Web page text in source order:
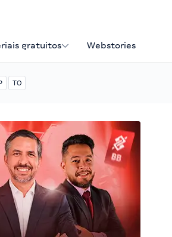
gratuitos Webstories
TO